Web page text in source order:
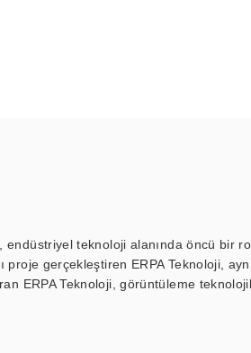
endüstriyel teknoloji alanında öncü
proje gerçekleştiren ERPA Teknoloji,
ERPA Teknoloji, görüntüleme